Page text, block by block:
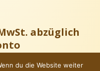
abzüglich
du die Website weiter